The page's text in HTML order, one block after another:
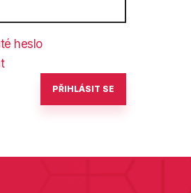
heslo
PŘIHLÁSIT SE